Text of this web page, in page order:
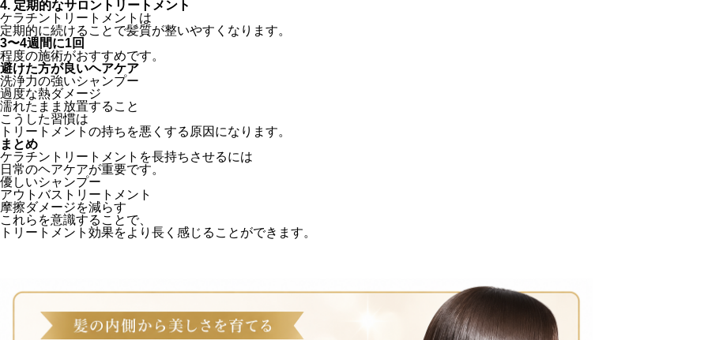
4. 定期的なサロントリートメント
ケラチントリートメントは
定期的に続けることで髪質が整いやすくなります。
3〜4週間に1回
程度の施術がおすすめです。
避けた方が良いヘアケア
洗浄力の強いシャンプー
過度な熱ダメージ
濡れたまま放置すること
こうした習慣は
トリートメントの持ちを悪くする原因になります。
まとめ
ケラチントリートメントを長持ちさせるには
日常のヘアケアが重要です。
優しいシャンプー
アウトバストリートメント
摩擦ダメージを減らす
これらを意識することで、
トリートメント効果をより長く感じることができます。